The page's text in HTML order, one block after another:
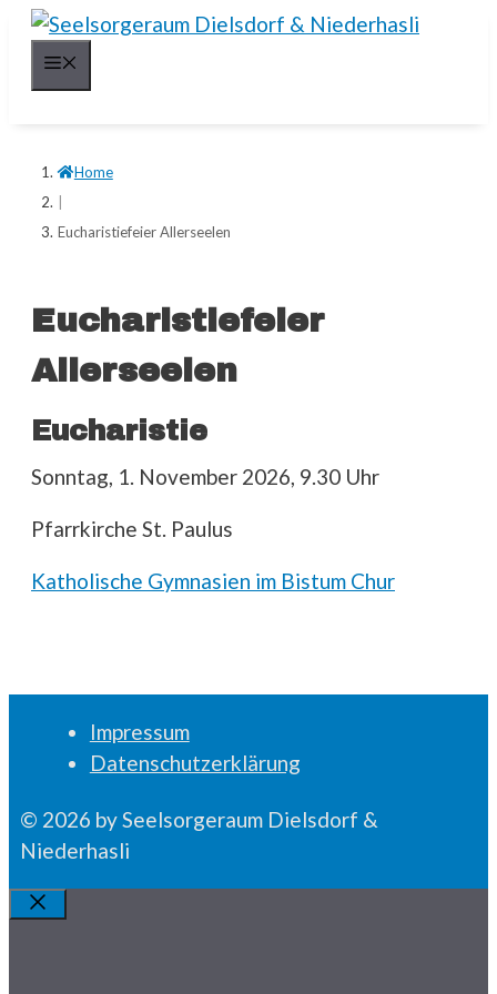
Springe
Inhalt
Home
Eucharistiefeier Allerseelen
Eucharistiefeier
Allerseelen
Eucharistie
Sonntag, 1. November 2026, 9.30 Uhr
Pfarrkirche St. Paulus
Katholische Gymnasien im Bistum Chur
Impressum
Datenschutzerklärung
© 2026 by Seelsorgeraum Dielsdorf &
Niederhasli
Schliessen